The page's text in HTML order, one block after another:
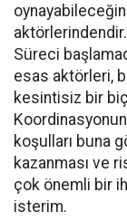
Süreci
esas aktörleri,
kesintisiz bir
koşulları buna
kazanması ve
çok önemli bir
isterim.